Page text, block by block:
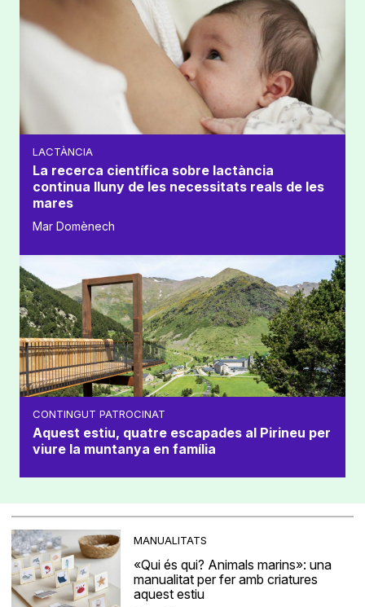
LACTÀNCIA
La recerca científica sobre lactància
continua lluny de les necessitats reals de les
mares
Mar Domènech
CONTINGUT PATROCINAT
Aquest estiu, quatre escapades al Pirineu per
viure la muntanya en família
MANUALITATS
«Qui és qui? Animals marins»: una
manualitat per fer amb criatures
aquest estiu